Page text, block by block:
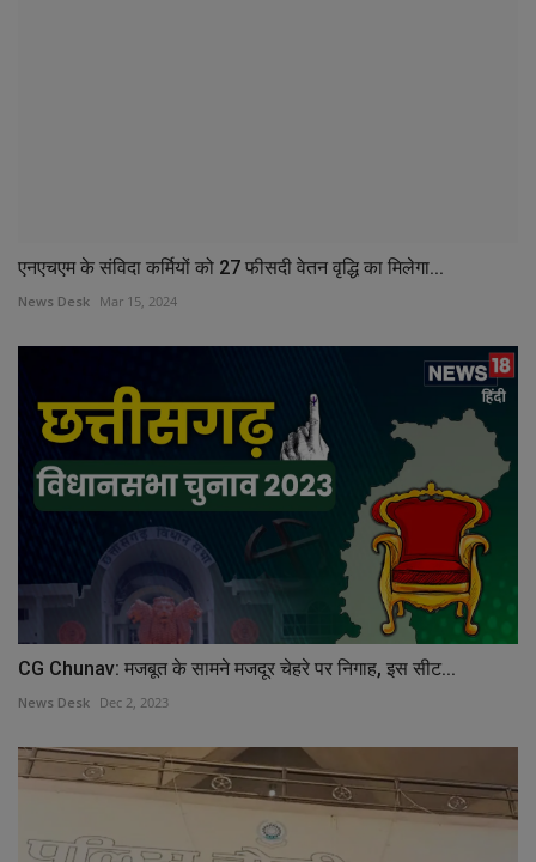
एनएचएम के संविदा कर्मियों को 27 फीसदी वेतन वृद्धि का मिलेगा...
News Desk Mar 15, 2024
CG Chunav: मजबूत के सामने मजदूर चेहरे पर निगाह, इस सीट...
News Desk Dec 2, 2023